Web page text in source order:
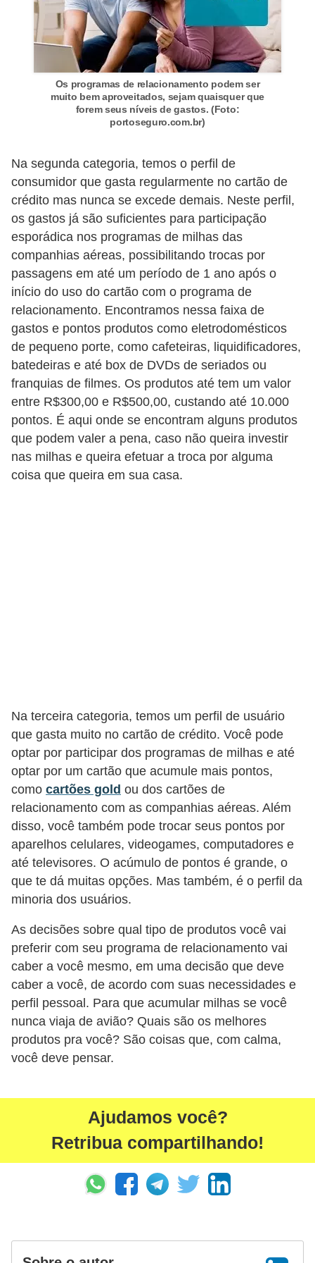
Os programas de relacionamento podem ser
muito bem aproveitados, sejam quaisquer que
forem seus níveis de gastos. (Foto:
portoseguro.com.br)
Na segunda categoria, temos o perfil de
consumidor que gasta regularmente no cartão de
crédito mas nunca se excede demais. Neste perfil,
os gastos já são suficientes para participação
esporádica nos programas de milhas das
companhias aéreas, possibilitando trocas por
passagens em até um período de 1 ano após o
início do uso do cartão com o programa de
relacionamento. Encontramos nessa faixa de
gastos e pontos produtos como eletrodomésticos
de pequeno porte, como cafeteiras, liquidificadores,
batedeiras e até box de DVDs de seriados ou
franquias de filmes. Os produtos até tem um valor
entre R$300,00 e R$500,00, custando até 10.000
pontos. É aqui onde se encontram alguns produtos
que podem valer a pena, caso não queira investir
nas milhas e queira efetuar a troca por alguma
coisa que queira em sua casa.
Na terceira categoria, temos um perfil de usuário
que gasta muito no cartão de crédito. Você pode
optar por participar dos programas de milhas e até
optar por um cartão que acumule mais pontos,
como cartões gold ou dos cartões de
relacionamento com as companhias aéreas. Além
disso, você também pode trocar seus pontos por
aparelhos celulares, videogames, computadores e
até televisores. O acúmulo de pontos é grande, o
que te dá muitas opções. Mas também, é o perfil da
minoria dos usuários.
As decisões sobre qual tipo de produtos você vai
preferir com seu programa de relacionamento vai
caber a você mesmo, em uma decisão que deve
caber a você, de acordo com suas necessidades e
perfil pessoal. Para que acumular milhas se você
nunca viaja de avião? Quais são os melhores
produtos pra você? São coisas que, com calma,
você deve pensar.
Ajudamos você?
Retribua compartilhando!
é
d
é
b
i
o
E
d
c
a
ç
ã
o
f
r
é
s
t
i
m
o
s
f
n
a
n
c
i
F